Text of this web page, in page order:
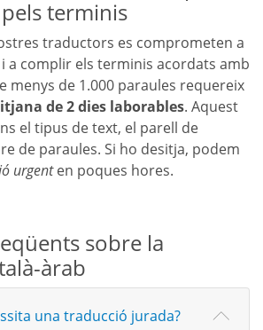
pels terminis
traductors es comprometen a
a complir els terminis acordats amb
menys de 1.000 paraules requereix
de 2 dies laborables. Aquest
el tipus de text, el parell de
de paraules. Si ho desitja, podem
urgenten poques hores.
sobre la
àrab
una traducció jurada?